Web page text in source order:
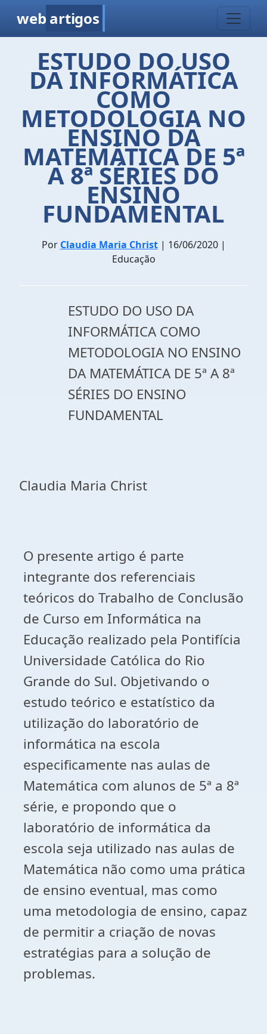
web artigos
ESTUDO DO USO
DA INFORMÁTICA
COMO
METODOLOGIA NO
ENSINO DA
MATEMÁTICA DE 5ª
A 8ª SÉRIES DO
ENSINO
FUNDAMENTAL
Por Claudia Maria Christ| 16/06/2020 |
Educação
ESTUDO DO USO DA
INFORMÁTICA COMO
METODOLOGIA NO ENSINO
DA MATEMÁTICA DE 5ª A 8ª
SÉRIES DO ENSINO
FUNDAMENTAL
Claudia Maria Christ
O presente artigo é parte
integrante dos referenciais
teóricos do Trabalho de Conclusão
de Curso em Informática na
Educação realizado pela Pontifícia
Universidade Católica do Rio
Grande do Sul. Objetivando o
estudo teórico e estatístico da
utilização do laboratório de
informática na escola
especificamente nas aulas de
Matemática com alunos de 5ª a 8ª
série, e propondo que o
laboratório de informática da
escola seja utilizado nas aulas de
Matemática não como uma prática
de ensino eventual, mas como
uma metodologia de ensino, capaz
de permitir a criação de novas
estratégias para a solução de
problemas.